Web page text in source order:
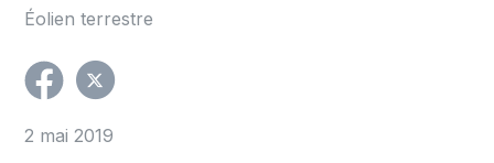
Éolien terrestre
2 mai 2019